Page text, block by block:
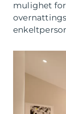
mulighet